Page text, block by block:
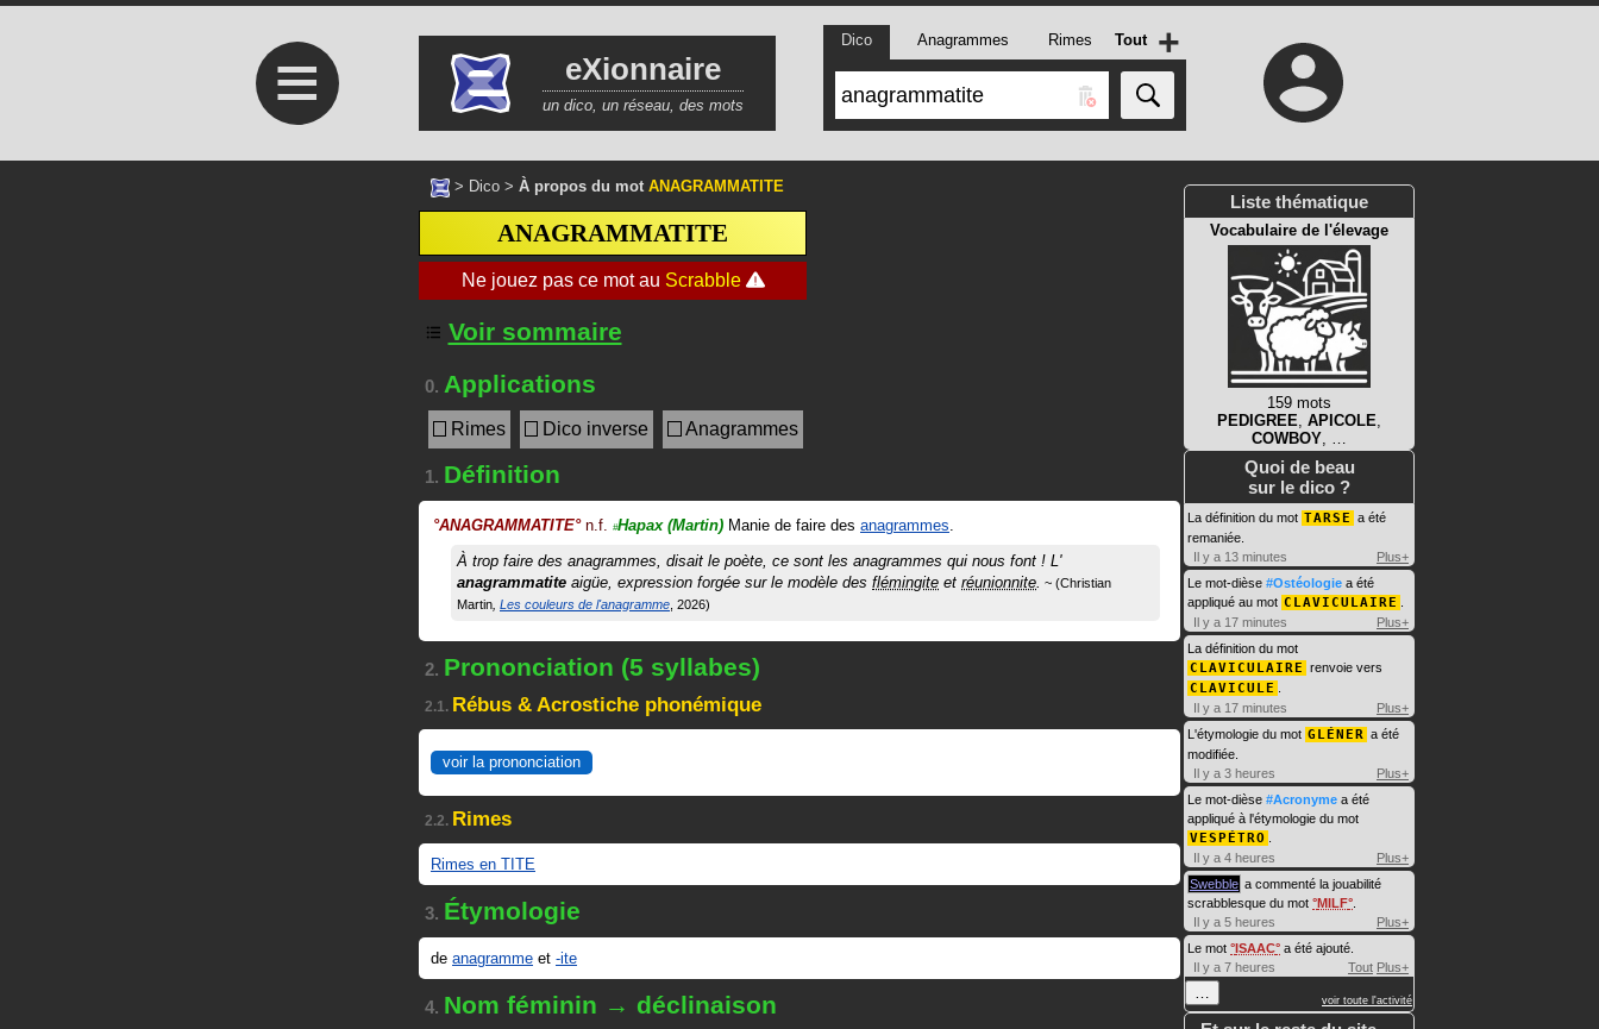
≡ eXionnaire
un dico, un réseau, des mots
Dico Anagrammes Rimes Tout +
> Dico > À propos du mot ANAGRAMMATITE
ANAGRAMMATITE
Voir sommaire
0. Applications
Rimes Dico inverse Anagrammes
1. Définition
°ANAGRAMMATITE° n.f. #Hapax (Martin) Manie de faire des anagrammes.
À trop faire des anagrammes, disait le poète, ce sont les anagrammes qui nous font ! L'
anagrammatite aigüe, expression forgée sur le modèle des flémingite et réunionnite.
Christian
Martin Les couleurs de l'anagramme 2026
2. Prononciation (5 syllabes)
2.1. Rébus & Acrostiche phonémique
voir la prononciation
2.2. Rimes
Rimes en TITE
3. Étymologie
de anagramme et -ite
4. Nom féminin → déclinaison
Liste thématique
Vocabulaire de l'élevage
159 mots
PEDIGREE, APICOLE,
COWBOY, …
Quoi de beau
sur le dico ?
La définition du mot TARSE a été
remaniée.
Il y a 13 minutes
Plus+
Le mot-dièse #Ostéologie a été
appliqué au mot CLAVICULAIRE
Il y a 17 minutes
Plus+
La définition du mot
CLAVICULAIRE renvoie vers
CLAVICULE
Il y a 17 minutes
Plus+
L'étymologie du mot GLÉNER a été
modifiée.
Il y a 3 heures
Plus+
Le mot-dièse #Acronyme a été
appliqué à l'étymologie du mot
VESPÉTRO
Il y a 4 heures
Plus+
Swebble a commenté la jouabilité
scrabblesque du mot MILF
Il y a 5 heures
Plus+
Le mot ISAAC a été ajouté.
Il y a 7 heures
Tout Plus+
… voir toute l'activité